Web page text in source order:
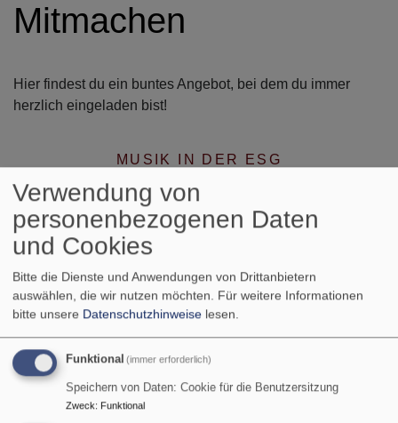
Mitmachen
Hier findest du ein buntes Angebot, bei dem du immer
herzlich eingeladen bist!
MUSIK IN DER ESG
Verwendung von
personenbezogenen Daten
und Cookies
Bitte die Dienste und Anwendungen von Drittanbietern
auswählen, die wir nutzen möchten. Für weitere Informationen
bitte unsere Datenschutzhinweise lesen.
Funktional (immer erforderlich)
Speichern von Daten: Cookie für die Benutzersitzung
Zweck: Funktional